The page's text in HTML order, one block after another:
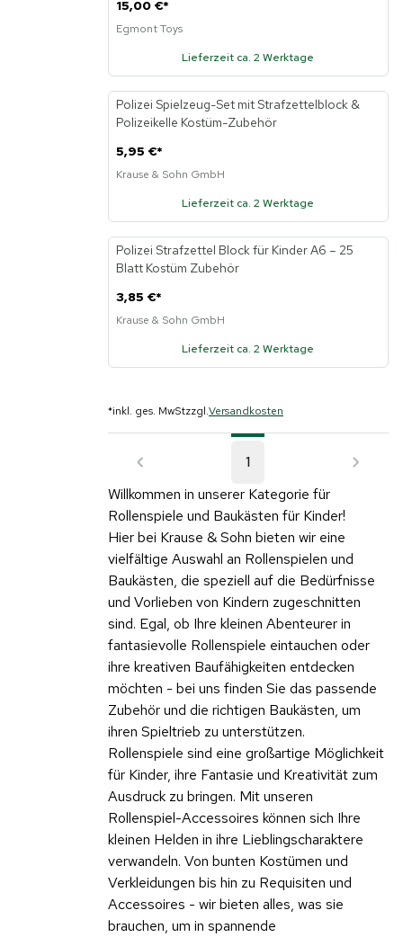
15,00 €*
Egmont Toys
Lieferzeit ca. 2 Werktage
Polizei Spielzeug-Set mit Strafzettelblock &
Polizeikelle Kostüm-Zubehör
5,95 €*
Krause & Sohn GmbH
Lieferzeit ca. 2 Werktage
Polizei Strafzettel Block für Kinder A6 – 25
Blatt Kostüm Zubehör
3,85 €*
Krause & Sohn GmbH
Lieferzeit ca. 2 Werktage
*inkl. ges. MwStzzgl.Versandkosten
1
Willkommen in unserer Kategorie für
Rollenspiele und Baukästen für Kinder!
Hier bei Krause & Sohn bieten wir eine
vielfältige Auswahl an Rollenspielen und
Baukästen, die speziell auf die Bedürfnisse
und Vorlieben von Kindern zugeschnitten
sind. Egal, ob Ihre kleinen Abenteurer in
fantasievolle Rollenspiele eintauchen oder
ihre kreativen Baufähigkeiten entdecken
möchten - bei uns finden Sie das passende
Zubehör und die richtigen Baukästen, um
ihren Spieltrieb zu unterstützen.
Rollenspiele sind eine großartige Möglichkeit
für Kinder, ihre Fantasie und Kreativität zum
Ausdruck zu bringen. Mit unseren
Rollenspiel-Accessoires können sich Ihre
kleinen Helden in ihre Lieblingscharaktere
verwandeln. Von bunten Kostümen und
Verkleidungen bis hin zu Requisiten und
Accessoires - wir bieten alles, was sie
brauchen, um in spannende